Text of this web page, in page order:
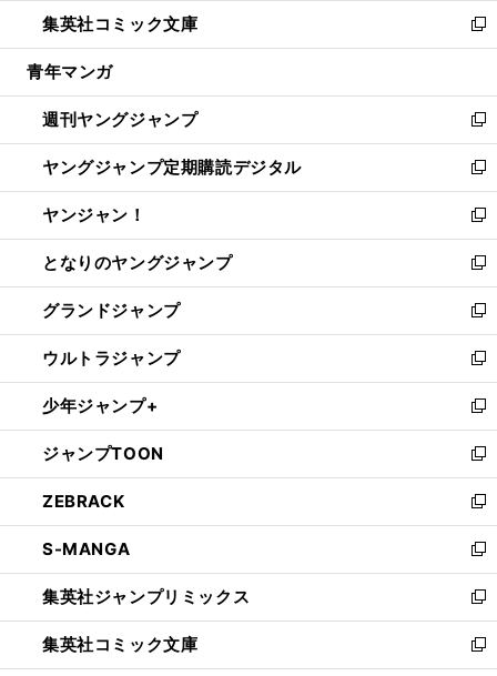
く
で
開
ド
ウ
開
く
ィ
ン
ウ
で
開
く
し
い
ウ
ン
ド
ウ
で
開
く
集英社コミック文庫
新
し
ウ
ィ
ン
ド
ウ
で
開
く
青年マンガ
週刊ヤングジャンプ
新
し
い
ウ
ィ
ン
ド
ウ
で
開
く
ヤングジャンプ定期購読デジタル
新
し
い
ウ
ィ
ン
ド
ウ
で
開
く
ヤンジャン！
新
し
い
ウ
ィ
ン
ド
ウ
で
開
く
となりのヤングジャンプ
新
し
い
ウ
ィ
ン
ド
ウ
で
開
く
グランドジャンプ
新
し
い
ウ
ィ
ン
ド
ウ
で
開
く
ウルトラジャンプ
新
し
い
ウ
ィ
ン
ド
ウ
で
開
く
少年ジャンプ+
新
し
い
ウ
ィ
ン
ド
ウ
で
開
く
ジャンプTOON
新
し
い
ウ
ィ
ン
ド
ウ
で
開
ZEBRACK
新
し
い
ウ
ィ
ン
ド
ウ
S-MANGA
新
し
い
ウ
ィ
ン
集英社ジャンプリミックス
新
し
い
ウ
集英社コミック文庫
新